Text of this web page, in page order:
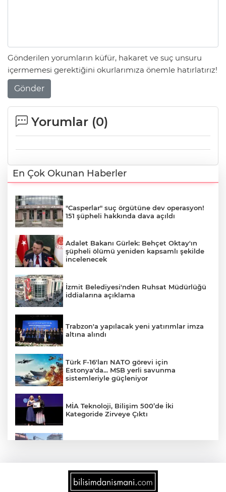
Gönderilen yorumların küfür, hakaret ve suç unsuru
içermemesi gerektiğini okurlarımıza önemle hatırlatırız!
Gönder
Yorumlar (0)
En Çok Okunan Haberler
"Casperlar" suç örgütüne dev operasyon!
151 şüpheli hakkında dava açıldı
Adalet Bakanı Gürlek: Behçet Oktay'ın
şüpheli ölümü yeniden kapsamlı şekilde
incelenecek
İzmit Belediyesi'nden Ruhsat Müdürlüğü
iddialarına açıklama
Trabzon'a yapılacak yeni yatırımlar imza
altına alındı
Türk F-16'ları NATO görevi için
Estonya'da... MSB yerli savunma
sistemleriyle güçleniyor
MİA Teknoloji, Bilişim 500’de İki
Kategoride Zirveye Çıktı
6 milyon emekliyi ilgilendiriyor... Emekli
aylığı fark ödemeleri 7 Ağustos'ta